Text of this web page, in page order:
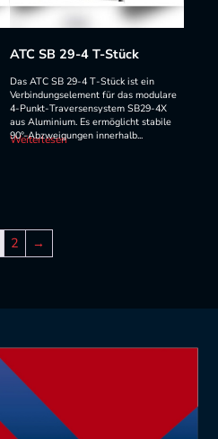
ATC SB 29-4 T-Stück
Das ATC SB 29-4 T-Stück ist ein
Verbindungselement für das modulare
4-Punkt-Traversensystem SB29-4X
aus Aluminium. Es ermöglicht stabile
90°-Abzweigungen innerhalb...
Weiterlesen
2 →